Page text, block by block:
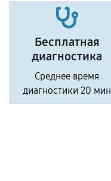
Бесплатная
диагностика
Среднее время
диагностики 20 мин